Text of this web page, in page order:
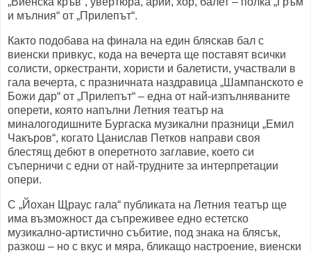
и мълния“ от „Прилепът“.
Както подобава на финала на един бляскав бал с
виенски привкус, кода на вечерта ще поставят всички
солисти, оркестранти, хористи и балетисти, участвали в
гала вечерта, с празничната наздравица „Шампанското е
Божи дар“ от „Прилепът“ – една от най-изпълняваните
оперети, която напълни Летния театър на
миналогодишните Бургаска музикални празници „Емил
Чакъров“, когато Цанислав Петков направи своя
блестящ дебют в оперетното заглавие, което си
съперничи с едни от най-трудните за интерпретации
опери.
С „Йохан Щраус гала“ публиката на Летния театър ще
има възможност да съпреживее едно естетско
музикално-артистично събитие, под знака на блясък,
разкош – но с вкус и мяра, бликащо настроение, виенски